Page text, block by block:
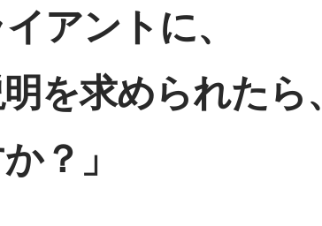
アントに、
を求められたら、
？」